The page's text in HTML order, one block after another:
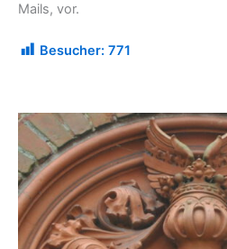
Mails, vor.
Besucher: 771